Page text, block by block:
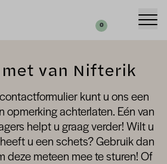
Uw aanvraag
0 Zoeken
van Nifterik
kunt u ons een
opmerking achterlaten. Eén van
helpt u graag verder! Wilt u
u een schets? Gebruik dan
deze meteen mee te sturen! Of